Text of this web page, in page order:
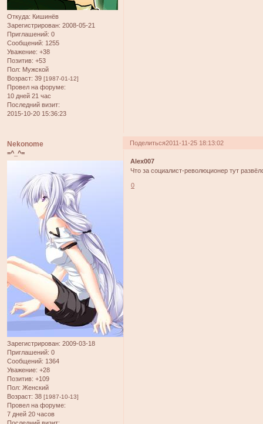
Откуда: Кишинёв
Зарегистрирован: 2008-05-21
Приглашений: 0
Сообщений: 1255
Уважение: +38
Позитив: +53
Пол: Мужской
Возраст: 39 [1987-01-12]
Провел на форуме:
10 дней 21 час
Последний визит:
2015-10-20 15:36:23
Поделиться2011-11-25 18:13:02
Nekonome
=^_^=
Зарегистрирован: 2009-03-18
Приглашений: 0
Сообщений: 1364
Уважение: +28
Позитив: +109
Пол: Женский
Возраст: 38 [1987-10-13]
Провел на форуме:
7 дней 20 часов
Alex007
Что за социалист-революционер тут
0